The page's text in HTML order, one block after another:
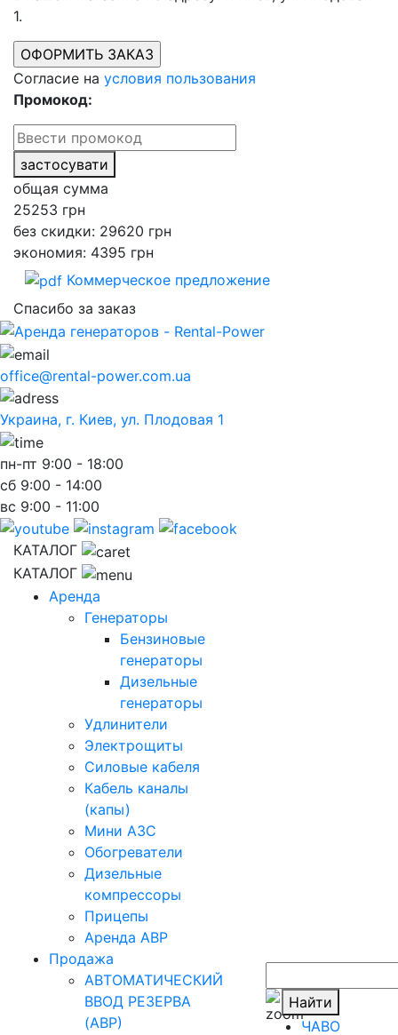
1.
Согласие на условия пользования
Промокод:
застосувати
общая сумма
25253 грн
без скидки: 29620 грн
экономия: 4395 грн
Коммерческое предложение
Спасибо за заказ
office@rental-power.com.ua
Украина, г. Киев, ул. Плодовая 1
пн-пт 9:00 - 18:00
сб 9:00 - 14:00
вс 9:00 - 11:00
КАТАЛОГ
КАТАЛОГ
Аренда
Генераторы
Бензиновые
генераторы
Дизельные
генераторы
Удлинители
Электрощиты
Силовые кабеля
Кабель каналы
(капы)
Мини АЗС
Обогреватели
Дизельные
компрессоры
Прицепы
Аренда АВР
Продажа
АВТОМАТИЧЕСКИЙ
ВВОД РЕЗЕРВА
(АВР)
Найти
ЧАВО